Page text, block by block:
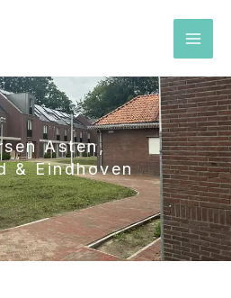
Asten,
& Eindhoven